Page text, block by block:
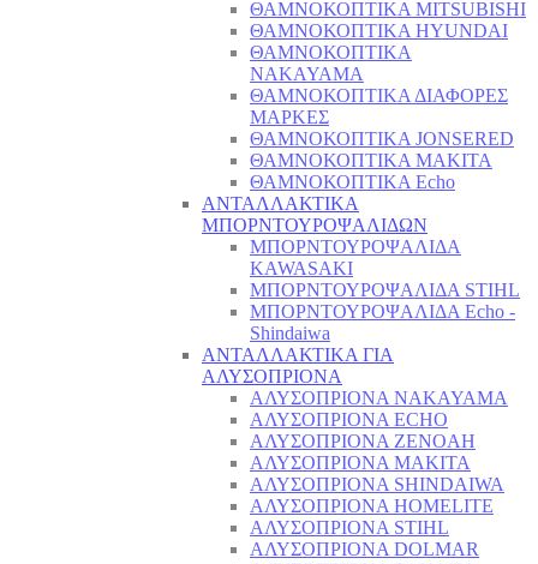
ΘΑΜΝΟΚΟΠΤΙΚΑ MITSUBISHI
ΘΑΜΝΟΚΟΠΤΙΚΑ HYUNDAI
ΘΑΜΝΟΚΟΠΤΙΚΑ
NAKAYAMA
ΘΑΜΝΟΚΟΠΤΙΚΑ ΔΙΑΦΟΡΕΣ
ΜΑΡΚΕΣ
ΘΑΜΝΟΚΟΠΤΙΚΑ JONSERED
ΘΑΜΝΟΚΟΠΤΙΚΑ MAKITA
ΘΑΜΝΟΚΟΠΤΙΚΑ Echo
ΑΝΤΑΛΛΑΚΤΙΚΑ
ΜΠΟΡΝΤΟΥΡΟΨΑΛΙΔΩΝ
ΜΠΟΡΝΤΟΥΡΟΨΑΛΙΔΑ
KAWASAKI
ΜΠΟΡΝΤΟΥΡΟΨΑΛΙΔΑ STIHL
ΜΠΟΡΝΤΟΥΡΟΨΑΛΙΔΑ Echo -
Shindaiwa
ΑΝΤΑΛΛΑΚΤΙΚΑ ΓΙΑ
ΑΛΥΣΟΠΡΙΟΝΑ
ΑΛΥΣΟΠΡΙΟΝΑ NAKAYAMA
ΑΛΥΣΟΠΡΙΟΝΑ ECHO
ΑΛΥΣΟΠΡΙΟΝΑ ZENOAH
ΑΛΥΣΟΠΡΙΟΝΑ MAKITA
ΑΛΥΣΟΠΡΙΟΝΑ SHINDAIWA
ΑΛΥΣΟΠΡΙΟΝΑ HOMELITE
ΑΛΥΣΟΠΡΙΟΝΑ STIHL
ΑΛΥΣΟΠΡΙΟΝΑ DOLMAR